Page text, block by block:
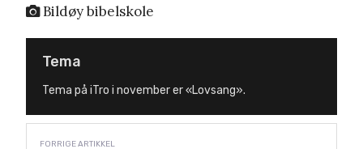
Bildøy bibelskole
Tema
Tema på iTro i november er «Lovsang».